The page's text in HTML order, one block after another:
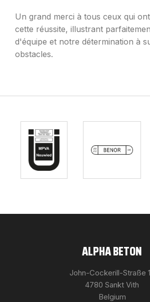
Un grand merci à tous ceux qui
cette réussite, illustrant
d'équipe et notre détermination à
obstacles.
ALPHA BETON
John-Cockerill-Straße
4780 Sankt Vith
Belgium